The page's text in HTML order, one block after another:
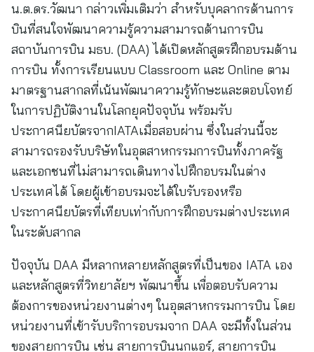
น.ต.ดร.วัฒนา กล่าวเพิ่มเติมว่า สำหรับบุคลากรด้านการ
บินที่สนใจพัฒนาความรู้ความสามารถด้านการบิน
สถาบันการบิน มธบ. (DAA) ได้เปิดหลักสูตรฝึกอบรมด้าน
การบิน ทั้งการเรียนแบบ Classroom และ Online ตาม
มาตรฐานสากลที่เน้นพัฒนาความรู้ทักษะและตอบโจทย์
ในการปฏิบัติงานในโลกยุคปัจจุบัน พร้อมรับ
ประกาศนียบัตรจากIATAเมื่อสอบผ่าน ซึ่งในส่วนนี้จะ
สามารถรองรับบริษัทในอุตสาหกรรมการบินทั้งภาครัฐ
และเอกชนที่ไม่สามารถเดินทางไปฝึกอบรมในต่าง
ประเทศได้ โดยผู้เข้าอบรมจะได้ใบรับรองหรือ
ประกาศนียบัตรที่เทียบเท่ากับการฝึกอบรมต่างประเทศ
ในระดับสากล
ปัจจุบัน DAA มีหลากหลายหลักสูตรที่เป็นของ IATA เอง
และหลักสูตรที่วิทยาลัยฯ พัฒนาขึ้น เพื่อตอบรับความ
ต้องการของหน่วยงานต่างๆ ในอุตสาหกรรมการบิน โดย
หน่วยงานที่เข้ารับบริการอบรมจาก DAA จะมีทั้งในส่วน
ของสายการบิน เช่น สายการบินนกแอร์, สายการบิน